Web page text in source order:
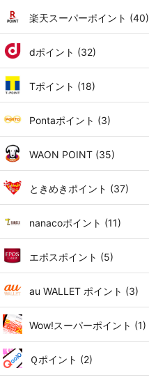
楽天スーパーポイント (40)
dポイント (32)
Tポイント (18)
Pontaポイント (3)
WAON POINT (35)
ときめきポイント (37)
nanacoポイント (11)
エポスポイント (5)
au WALLET ポイント (3)
Wow!スーパーポイント (1)
Ｑポイント (2)